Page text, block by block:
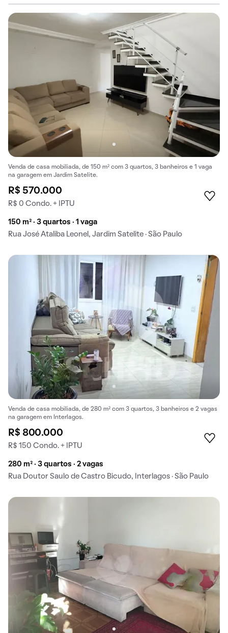
Venda de casa mobiliada, de 150 m² com 3 quartos, 3 banheiros e 1 vaga
na garagem em Jardim Satelite.
R$ 570.000
R$ 0 Condo. + IPTU
150 m² · 3 quartos · 1 vaga
Rua José Ataliba Leonel, Jardim Satelite · São Paulo
Venda de casa mobiliada, de 280 m² com 3 quartos, 3 banheiros e 2 vagas
na garagem em Interlagos.
R$ 800.000
R$ 150 Condo. + IPTU
280 m² · 3 quartos · 2 vagas
Rua Doutor Saulo de Castro Bicudo, Interlagos · São Paulo